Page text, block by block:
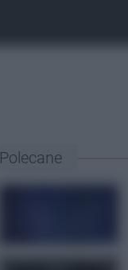
Polecane